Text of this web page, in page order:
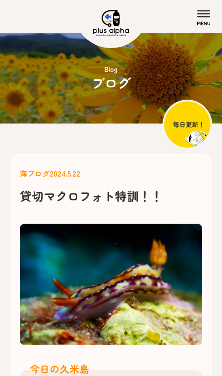
Blog
ブログ
海ブログ2024.5.22
貸切マクロフォト特訓！！
今日の久米島